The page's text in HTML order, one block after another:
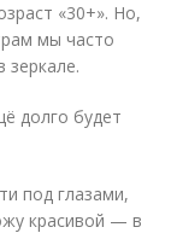
«30+». Но,
мы часто
долго будет
под глазами,
красивой — в